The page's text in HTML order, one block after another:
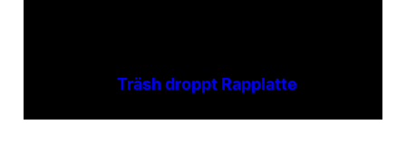
Träsh droppt Rapplatte